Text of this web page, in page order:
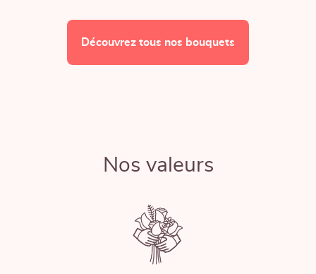
Découvrez tous nos bouquets
Nos valeurs